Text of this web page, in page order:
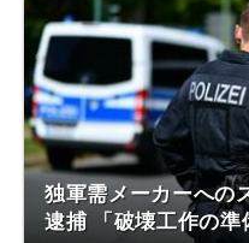
独軍需メーカーへの
逮捕 「破壊工作の準